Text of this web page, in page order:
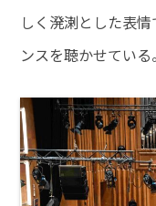
しく溌溂とした表
ンスを聴かせている。